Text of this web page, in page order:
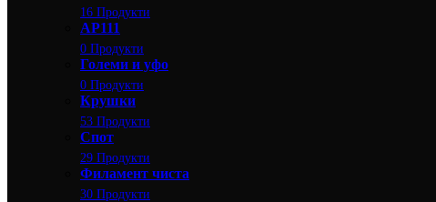
16 Продукти
АР111
0 Продукти
Големи и уфо
0 Продукти
Крушки
53 Продукти
Спот
29 Продукти
Филамент чиста
30 Продукти